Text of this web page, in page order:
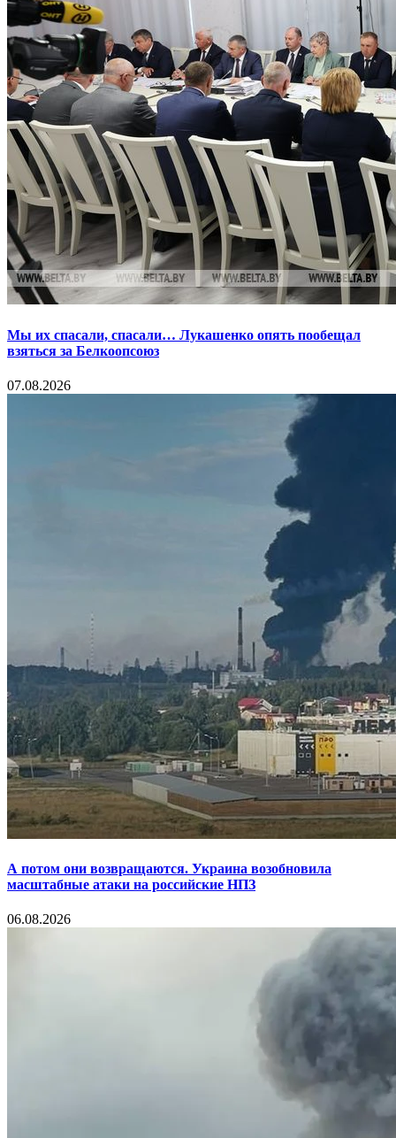
Мы их спасали, спасали… Лукашенко опять пообещал
взяться за Белкоопсоюз
07.08.2026
А потом они возвращаются. Украина возобновила
масштабные атаки на российские НПЗ
06.08.2026